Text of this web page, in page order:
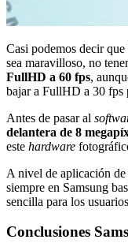
Casi podemos decir
sea maravilloso, no
FullHD a 60 fps,
bajar a FullHD a 30 fps
Antes de pasar al
delantera de 8
este hardware
A nivel de aplicación de
siempre en Samsung
sencilla para los
Conclusiones